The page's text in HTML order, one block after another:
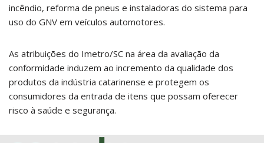
incêndio, reforma de pneus e instaladoras do sistema para
uso do GNV em veículos automotores.
As atribuições do Imetro/SC na área da avaliação da
conformidade induzem ao incremento da qualidade dos
produtos da indústria catarinense e protegem os
consumidores da entrada de itens que possam oferecer
risco à saúde e segurança.